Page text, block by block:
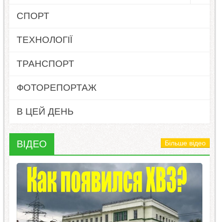
СПОРТ
ТЕХНОЛОГІЇ
ТРАНСПОРТ
ФОТОРЕПОРТАЖ
В ЦЕЙ ДЕНЬ
ВІДЕО Більше відео